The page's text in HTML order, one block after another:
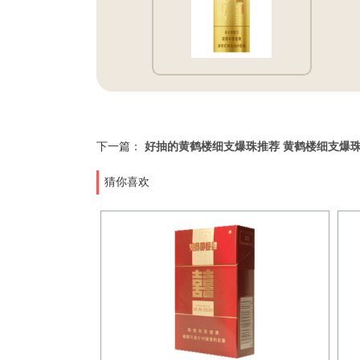
下一篇： 好抽的黄鹤楼细支爆珠推荐 黄鹤楼细支爆
猜你喜欢